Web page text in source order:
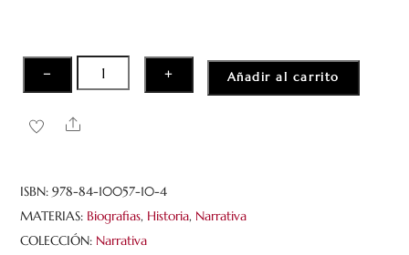
5
−
chico
de
cantidad
+ Añadir al carrito
Share
ISBN:978-84-10057-10-4
MATERIAS: Biografias, Historia, Narrativa
COLECCIÓN: Narrativa